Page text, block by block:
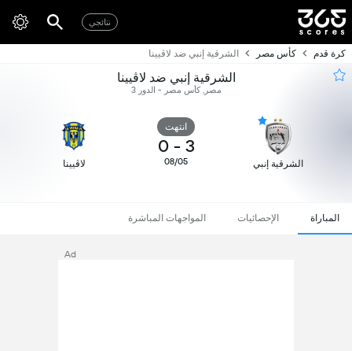
نتائجي
كرة قدم كأس مصر الشرقية إنبي ضد لاڤيينا
الشرقية إنبي ضد لاڤيينا
مصر, كأس مصر - الدور 3
الشرقية إنبي
انتهت
3
-
0
08/05 لاڤيينا
المباراة الإحصائيات المواجهات المباشرة
Ad